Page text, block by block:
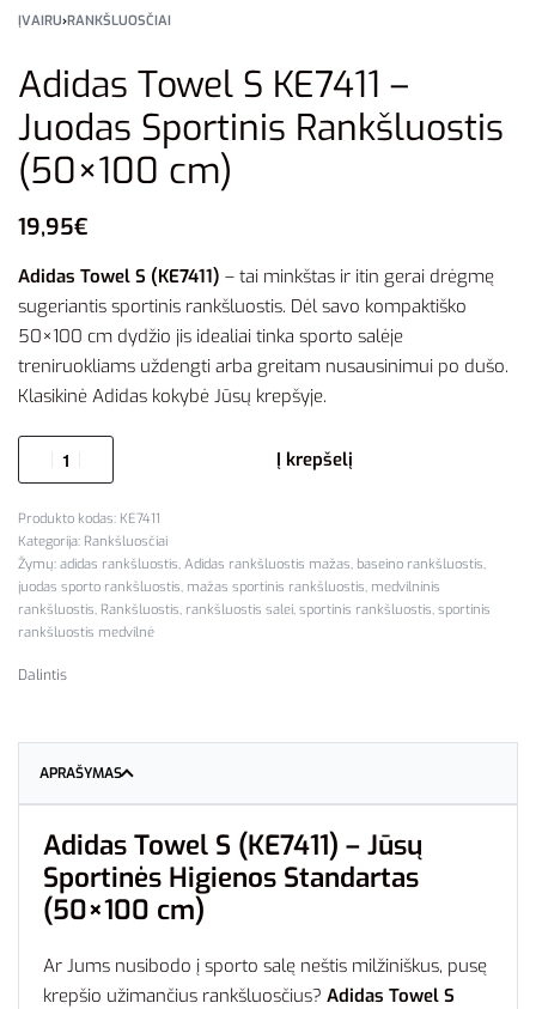
ĮVAIRU›RANKŠLUOSČIAI
Adidas Towel S KE7411 –
Juodas Sportinis Rankšluostis
(50×100 cm)
19,95€
Adidas Towel S (KE7411) – tai minkštas ir itin gerai drėgmę
sugeriantis sportinis rankšluostis. Dėl savo kompaktiško
50×100 cm dydžio jis idealiai tinka sporto salėje
treniruokliams uždengti arba greitam nusausinimui po dušo.
Klasikinė Adidas kokybė Jūsų krepšyje.
Į krepšelį
KE7411
Kategorija: Rankšluosčiai
Žymų: adidas rankšluostis, Adidas rankšluostis mažas, baseino rankšluostis,
juodas sporto rankšluostis, mažas sportinis rankšluostis, medvilninis
rankšluostis, Rankšluostis, rankšluostis salei, sportinis rankšluostis, sportinis
rankšluostis medvilnė
Dalintis
APRAŠYMAS
Adidas Towel S (KE7411) – Jūsų
Sportinės Higienos Standartas
(50×100 cm)
Ar Jums nusibodo į sporto salę neštis milžiniškus, pusę
krepšio užimančius rankšluosčius? Adidas Towel S